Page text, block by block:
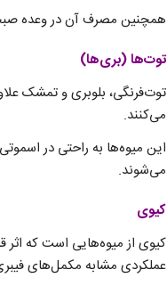
همچنین مصرف آن در وعده
توت‌ها (بری‌ها)
توت‌فرنگی، بلوبری و تمشک
می‌کنند.
این میوه‌ها به راحتی در
می‌شوند.
کیوی
کیوی از میوه‌هایی است که اثر
عملکردی مشابه مکمل‌های